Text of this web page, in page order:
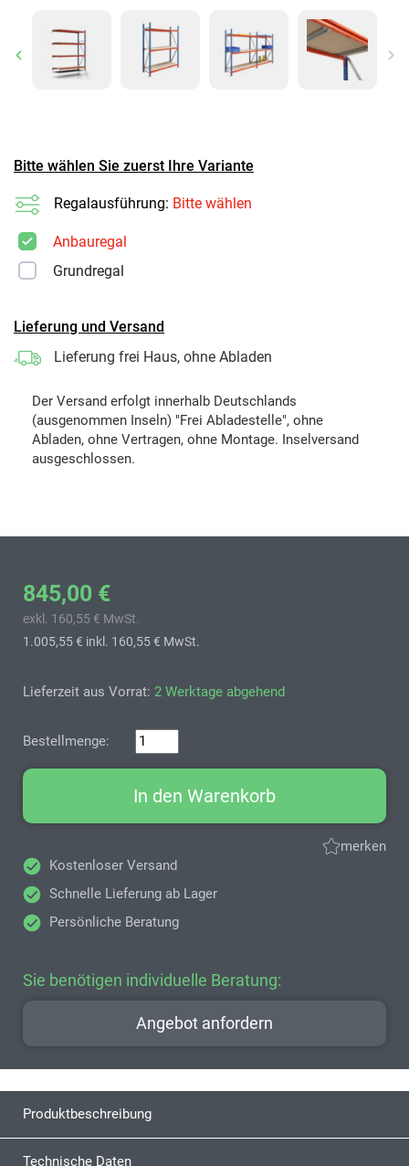
Previous
Bitte wählen Sie zuerst Ihre Variante
Regalausführung: Bitte wählen
Anbauregal
Grundregal
Lieferung und Versand
Lieferung frei Haus, ohne Abladen
Der Versand erfolgt innerhalb Deutschlands
(ausgenommen Inseln) "Frei Abladestelle", ohne
Abladen, ohne Vertragen, ohne Montage. Inselversand
ausgeschlossen.
845,00 €
exkl. 160,55 € MwSt.
1.005,55 € inkl. 160,55 € MwSt.
Lieferzeit aus Vorrat: 2 Werktage abgehend
Bestellmenge:
In den Warenkorb
merken
Kostenloser Versand
Schnelle Lieferung ab Lager
Persönliche Beratung
Sie benötigen individuelle Beratung:
Angebot anfordern
Produktbeschreibung
Technische Daten